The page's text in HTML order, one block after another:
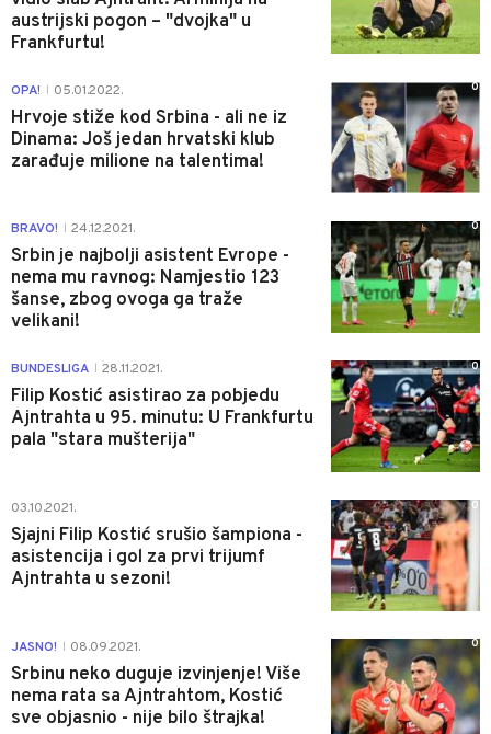
austrijski pogon – "dvojka" u
Frankfurtu!
OPA! 05.01.2022.
Hrvoje stiže kod Srbina - ali ne iz
Dinama: Još jedan hrvatski klub
zarađuje milione na talentima!
0
BRAVO! 24.12.2021.
Srbin je najbolji asistent Evrope -
nema mu ravnog: Namjestio 123
šanse, zbog ovoga ga traže
velikani!
0
BUNDESLIGA 28.11.2021.
Filip Kostić asistirao za pobjedu
Ajntrahta u 95. minutu: U Frankfurtu
pala "stara mušterija"
0
03.10.2021.
Sjajni Filip Kostić srušio šampiona -
asistencija i gol za prvi trijumf
Ajntrahta u sezoni!
0
JASNO! 08.09.2021.
Srbinu neko duguje izvinjenje! Više
nema rata sa Ajntrahtom, Kostić
sve objasnio - nije bilo štrajka!
0